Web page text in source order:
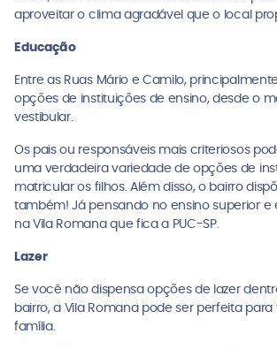
aproveitar o clima agradável que o local
Educação
Entre as Ruas Mário e Camilo,
opções de instituições de ensino, desde o
vestibular.
Os pais ou responsáveis mais criteriosos
uma verdadeira variedade de opções de
matricular os filhos. Além disso, o bairro
também! Já pensando no ensino superior e
na Vila Romana que fica a PUC-SP.
Lazer
Se você não dispensa opções de lazer
bairro, a Vila Romana pode ser perfeita
família.